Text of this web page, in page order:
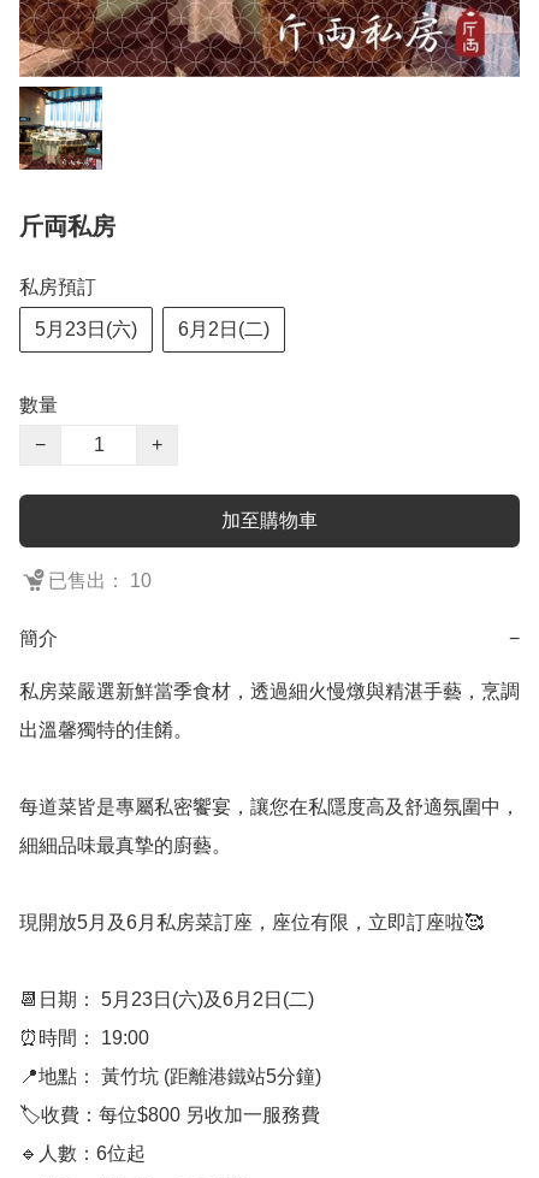
斤両私房
私房預訂
5月23日(六) 6月2日(二)
數量
−
+
加至購物車
已售出： 10
簡介 −
私房菜嚴選新鮮當季食材，透過細火慢燉與精湛手藝，烹調
出溫馨獨特的佳餚。
每道菜皆是專屬私密饗宴，讓您在私隱度高及舒適氛圍中，
細細品味最真摯的廚藝。
現開放5月及6月私房菜訂座，座位有限，立即訂座啦🥰
📆日期： 5月23日(六)及6月2日(二)
⏰時間： 19:00
📍地點： 黃竹坑 (距離港鐵站5分鐘)
🏷️收費：每位$800 另收加一服務費
🔹人數：6位起